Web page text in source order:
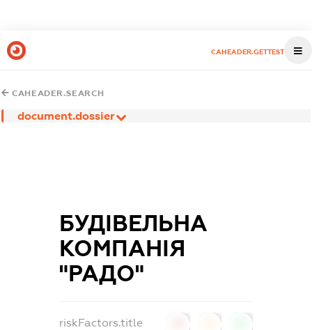
CAHEADER.GETTEST
CAHEADER.SEARCH
document.dossier
БУДІВЕЛЬНА
КОМПАНІЯ
"РАДО"
riskFactors.title